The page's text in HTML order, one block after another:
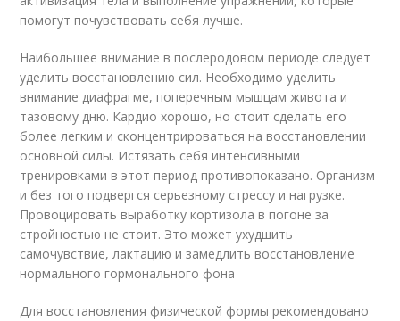
помогут почувствовать себя лучше.
Наибольшее внимание в послеродовом периоде следует
уделить восстановлению сил. Необходимо уделить
внимание диафрагме, поперечным мышцам живота и
тазовому дню. Кардио хорошо, но стоит сделать его
более легким и сконцентрироваться на восстановлении
основной силы. Истязать себя интенсивными
тренировками в этот период противопоказано. Организм
и без того подвергся серьезному стрессу и нагрузке.
Провоцировать выработку кортизола в погоне за
стройностью не стоит. Это может ухудшить
самочувствие, лактацию и замедлить восстановление
нормального гормонального фона
Для восстановления физической формы рекомендовано